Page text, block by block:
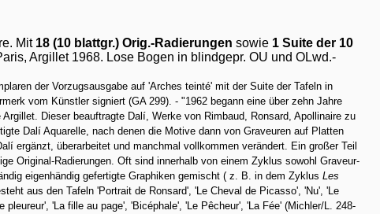
Mit 18 (10 blattgr.) Orig.-Radierungen sowie1 Suite der 10
Argillet 1968. Lose Bogen in blindgepr. OU und OLwd.-
der Vorzugsausgabe auf 'Arches teinté' mit der Suite der Tafeln in
vom Künstler signiert (GA 299). - "1962 begann eine über zehn Jahre
Dieser beauftragte Dalí, Werke von Rimbaud, Ronsard, Apollinaire zu
Dalí Aquarelle, nach denen die Motive dann von Graveuren auf Platten
ergänzt, überarbeitet und manchmal vollkommen verändert. Ein großer Teil
Original-Radierungen. Oft sind innerhalb von einem Zyklus sowohl Graveur-
eigenhändig gefertigte Graphiken gemischt ( z. B. in dem Zyklus Les
aus den Tafeln 'Portrait de Ronsard', 'Le Cheval de Picasso', 'Nu', 'Le
'La fille au page', 'Bicéphale', 'Le Pêcheur', 'La Fée' (Michler/L. 248-